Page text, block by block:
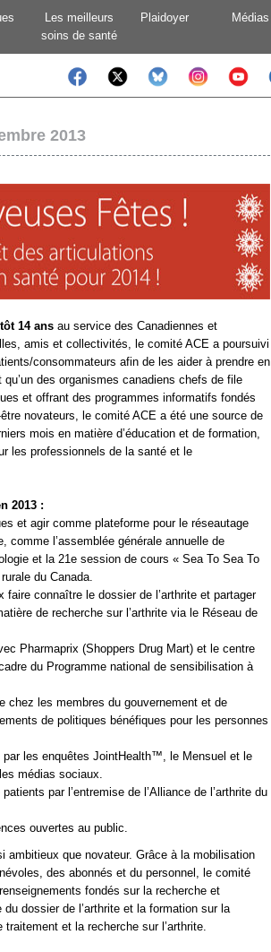
Les meilleurs
soins de santé
Plaidoyer Médias
2013
14 ans au service des Canadiennes et
amis et collectivités, le comité ACE a poursuivi
consommateurs afin de les aider à prendre en
des organismes canadiens chefs de file
et offrant des programmes informatifs fondés
novateurs, le comité ACE a été une source de
mois en matière d’éducation et de formation,
les professionnels de la santé et le
2013 :
et agir comme plateforme pour le réseautage
comme l’assemblée générale annuelle de
et la 21e session de cours « Sea To Sea To
du Canada.
connaître le dossier de l’arthrite et partager
de recherche sur l’arthrite via le Réseau de
Pharmaprix (Shoppers Drug Mart) et le centre
du Programme national de sensibilisation à
chez les membres du gouvernement et de
de politiques bénéfiques pour les personnes
les enquêtes JointHealth™, le Mensuel et le
médias sociaux.
par l’entremise de l’Alliance de l’arthrite du
ouvertes au public.
ambitieux que novateur. Grâce à la mobilisation
des abonnés et du personnel, le comité
fondés sur la recherche et
dossier de l’arthrite et la formation sur la
et la recherche sur l’arthrite.